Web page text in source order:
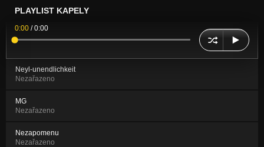
PLAYLIST KAPELY
0:00 /0:00
Neyl-unendlichkeit
Nezařazeno
MG
Nezařazeno
Nezapomenu
Nezařazeno